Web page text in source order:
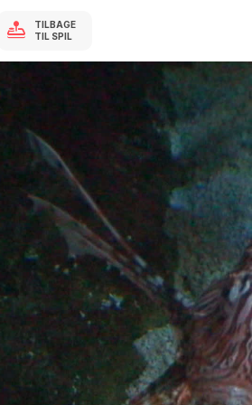
TILBAGE
TIL SPIL